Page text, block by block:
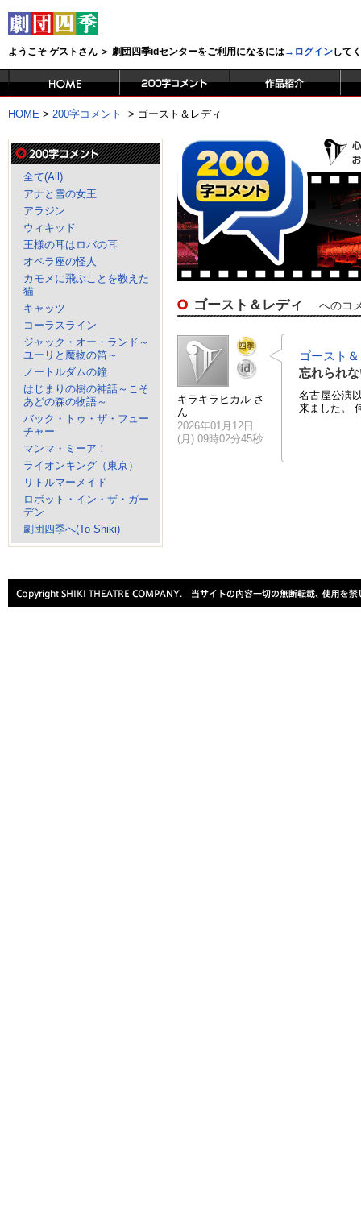
ようこそ ゲストさん ＞ 劇団四季idセンターをご利用になるには→ログインして
HOME > 200字コメント > ゴースト＆レディ
全て(All)
アナと雪の女王
アラジン
ウィキッド
王様の耳はロバの耳
オペラ座の怪人
カモメに飛ぶことを教えた
猫
キャッツ
コーラスライン
ジャック・オー・ランド～
ユーリと魔物の笛～
ノートルダムの鐘
はじまりの樹の神話～こそ
あどの森の物語～
バック・トゥ・ザ・フュー
チャー
マンマ・ミーア！
ライオンキング（東京）
リトルマーメイド
ロボット・イン・ザ・ガー
デン
劇団四季へ(To Shiki)
ゴースト＆レディ へのコ
キラキラヒカル さ
ん
2026年01月12日
(月) 09時02分45秒
ゴースト
忘れられ
名古屋公演
来ました。